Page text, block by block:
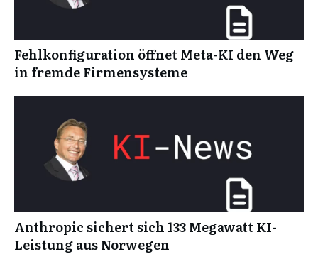
Fehlkonfiguration öffnet Meta-KI den Weg
in fremde Firmensysteme
Anthropic sichert sich 133 Megawatt KI-
Leistung aus Norwegen